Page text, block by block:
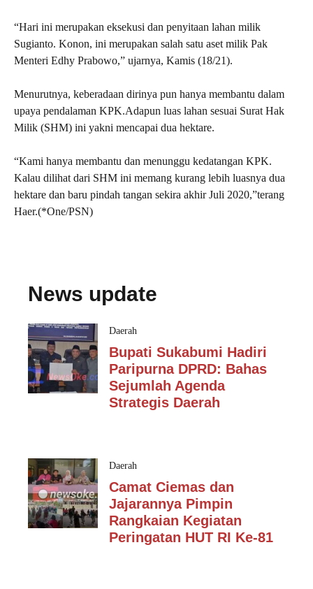
“Hari ini merupakan eksekusi dan penyitaan lahan milik
Sugianto. Konon, ini merupakan salah satu aset milik Pak
Menteri Edhy Prabowo,” ujarnya, Kamis (18/21).
Menurutnya, keberadaan dirinya pun hanya membantu dalam
upaya pendalaman KPK.Adapun luas lahan sesuai Surat Hak
Milik (SHM) ini yakni mencapai dua hektare.
“Kami hanya membantu dan menunggu kedatangan KPK.
Kalau dilihat dari SHM ini memang kurang lebih luasnya dua
hektare dan baru pindah tangan sekira akhir Juli 2020,”terang
Haer.(*One/PSN)
News update
Daerah
Bupati Sukabumi Hadiri
Paripurna DPRD: Bahas
Sejumlah Agenda
Strategis Daerah
Daerah
Camat Ciemas dan
Jajarannya Pimpin
Rangkaian Kegiatan
Peringatan HUT RI Ke-81